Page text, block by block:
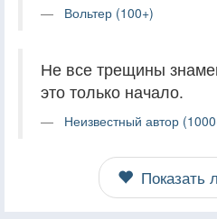
Вольтер (100+)
Не все трещины
это только начало.
Неизвестный автор
Показать